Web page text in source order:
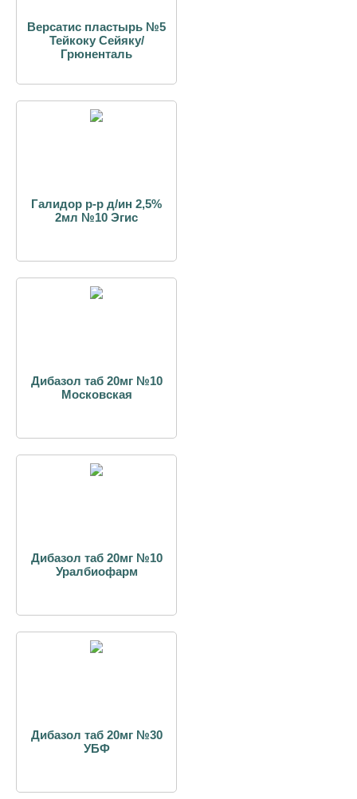
Версатис пластырь №5
Тейкоку Сейяку/
Грюненталь
Галидор р-р д/ин 2,5%
2мл №10 Эгис
Дибазол таб 20мг №10
Московская
Дибазол таб 20мг №10
Уралбиофарм
Дибазол таб 20мг №30
УБФ